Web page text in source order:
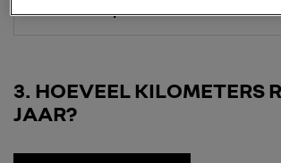
+ € 150 per maand
3 HOEVEEL KILOMETERS
JAAR?